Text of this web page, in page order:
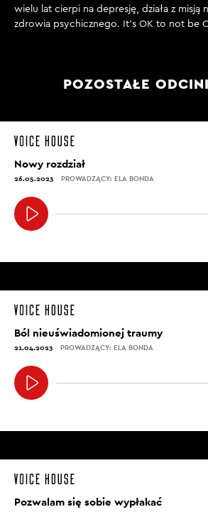
wielu lat cierpi na depresję, działa z misją
zdrowia psychicznego. It’s OK to not be
POZOSTAŁE
Nowy rozdział
26.05.2023 PROWADZĄCY: ELA BONDA
Ból nieuświadomionej traumy
21.04.2023 PROWADZĄCY: ELA BONDA
Pozwalam się sobie wypłakać